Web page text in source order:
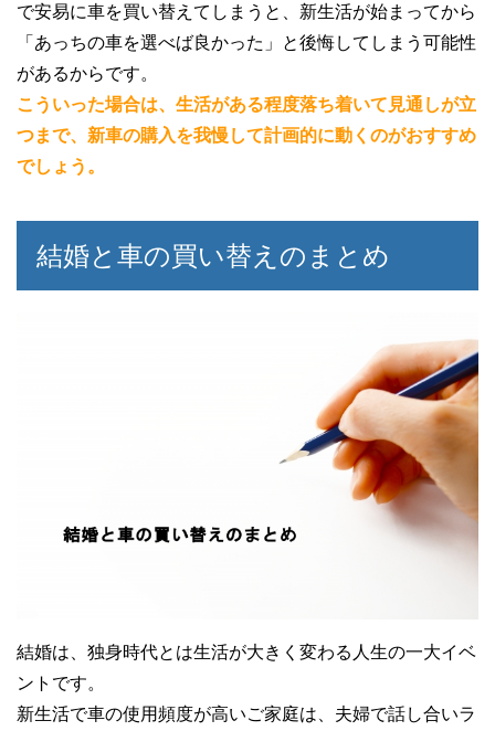
で安易に車を買い替えてしまうと、新生活が始まってから
「あっちの車を選べば良かった」と後悔してしまう可能性
があるからです。
こういった場合は、生活がある程度落ち着いて見通しが立
つまで、新車の購入を我慢して計画的に動くのがおすすめ
でしょう。
結婚と車の買い替えのまとめ
結婚は、独身時代とは生活が大きく変わる人生の一大イベ
ントです。
新生活で車の使用頻度が高いご家庭は、夫婦で話し合いラ